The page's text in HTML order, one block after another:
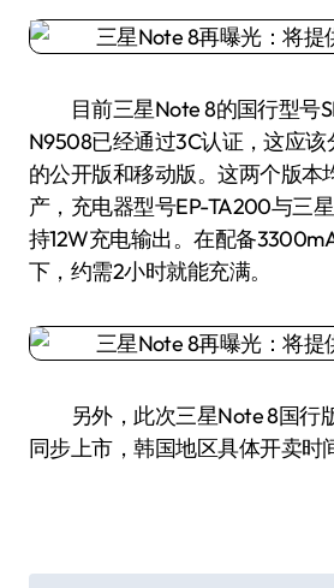
目前三星Note 8的国行型号
N9508已经通过3C认证，这应
的公开版和移动版。这两个版本
产，充电器型号EP-TA200与三
持12W充电输出。在配备
下，约需2小时就能充满。
另外，此次三星Note 8国行
同步上市，韩国地区具体开卖时